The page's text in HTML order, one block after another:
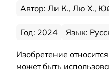
Автор: Ли К., Лю Х.,
Год: 2024 Язык:
Изобретение
может быть